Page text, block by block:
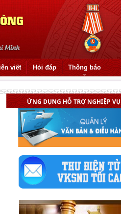
viết Hỏi đáp Thông báo
ỨNG DỤNG HỖ TRỢ NGHIỆP VỤ